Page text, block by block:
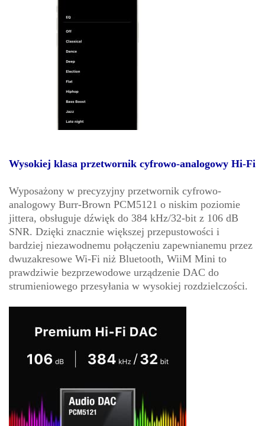
Wysokiej klasa przetwornik cyfrowo-analogowy Hi-Fi
Wyposażony w precyzyjny przetwornik cyfrowo-
analogowy Burr-Brown PCM5121 o niskim poziomie
jittera, obsługuje dźwięk do 384 kHz/32-bit z 106 dB
SNR. Dzięki znacznie większej przepustowości i
bardziej niezawodnemu połączeniu zapewnianemu przez
dwuzakresowe Wi-Fi niż Bluetooth, WiiM Mini to
prawdziwie bezprzewodowe urządzenie DAC do
strumieniowego przesyłania w wysokiej rozdzielczości.